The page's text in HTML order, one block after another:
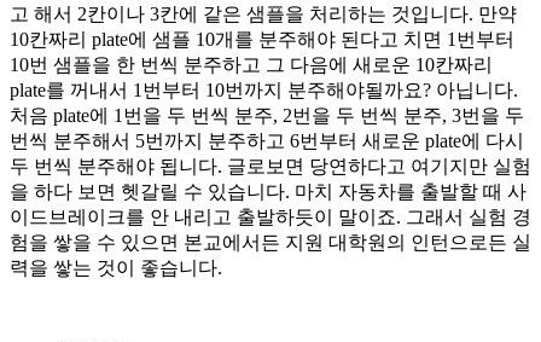
고 해서 2칸이나 3칸에 같은 샘플을 처리하는 것입니다. 만약
10칸짜리 plate에 샘플 10개를 분주해야 된다고 치면 1번부터
10번 샘플을 한 번씩 분주하고 그 다음에 새로운 10칸짜리
plate를 꺼내서 1번부터 10번까지 분주해야될까요? 아닙니다.
처음 plate에 1번을 두 번씩 분주, 2번을 두 번씩 분주, 3번을 두
번씩 분주해서 5번까지 분주하고 6번부터 새로운 plate에 다시
두 번씩 분주해야 됩니다. 글로보면 당연하다고 여기지만 실험
을 하다 보면 헷갈릴 수 있습니다. 마치 자동차를 출발할 때 사
이드브레이크를 안 내리고 출발하듯이 말이죠. 그래서 실험 경
험을 쌓을 수 있으면 본교에서든 지원 대학원의 인턴으로든 실
력을 쌓는 것이 좋습니다.